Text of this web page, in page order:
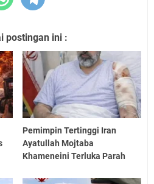
postingan ini :
Pemimpin Tertinggi Iran
Ayatullah Mojtaba
Khameneini Terluka Parah